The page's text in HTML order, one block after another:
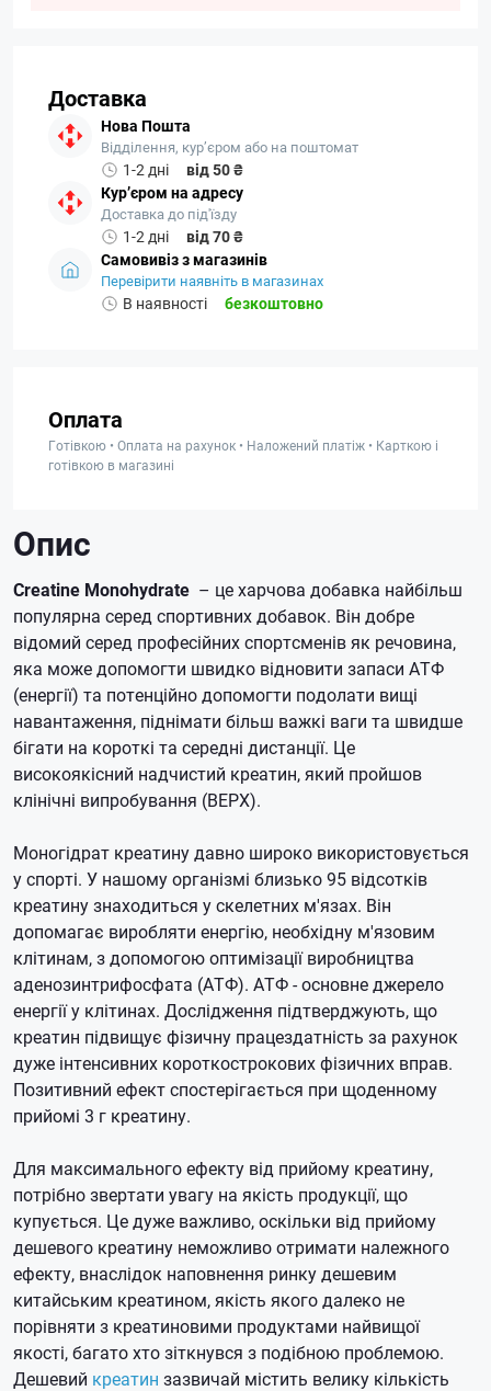
Доставка
Нова Пошта
Відділення, кур’єром або на поштомат
1-2 дні
від 50 ₴
Кур’єром на адресу
Доставка до під'їзду
1-2 дні
від 70 ₴
Самовивіз з магазинів
Перевірити наявніть в магазинах
В наявності безкоштовно
Оплата
Готівкою • Оплата на рахунок • Наложений платіж • Карткою і
готівкою в магазині
Опис
Creatine Monohydrate – це харчова добавка найбільш
популярна серед спортивних добавок. Він добре
відомий серед професійних спортсменів як речовина,
яка може допомогти швидко відновити запаси АТФ
(енергії) та потенційно допомогти подолати вищі
навантаження, піднімати більш важкі ваги та швидше
бігати на короткі та середні дистанції. Це
високоякісний надчистий креатин, який пройшов
клінічні випробування (ВЕРХ).
Моногідрат креатину давно широко використовується
у спорті. У нашому організмі близько 95 відсотків
креатину знаходиться у скелетних м'язах. Він
допомагає виробляти енергію, необхідну м'язовим
клітинам, з допомогою оптимізації виробництва
аденозинтрифосфата (АТФ). АТФ - основне джерело
енергії у клітинах. Дослідження підтверджують, що
креатин підвищує фізичну працездатність за рахунок
дуже інтенсивних короткострокових фізичних вправ.
Позитивний ефект спостерігається при щоденному
прийомі 3 г креатину.
Для максимального ефекту від прийому креатину,
потрібно звертати увагу на якість продукції, що
купується. Це дуже важливо, оскільки від прийому
дешевого креатину неможливо отримати належного
ефекту, внаслідок наповнення ринку дешевим
китайським креатином, якість якого далеко не
порівняти з креатиновими продуктами найвищої
якості, багато хто зіткнувся з подібною проблемою.
Дешевий креатин зазвичай містить велику кількість